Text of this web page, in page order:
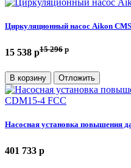
Циркуляционный насос Aikon
15 538 p15 296 p
В корзину Отложить
Насосная установка повышения
401 733 p